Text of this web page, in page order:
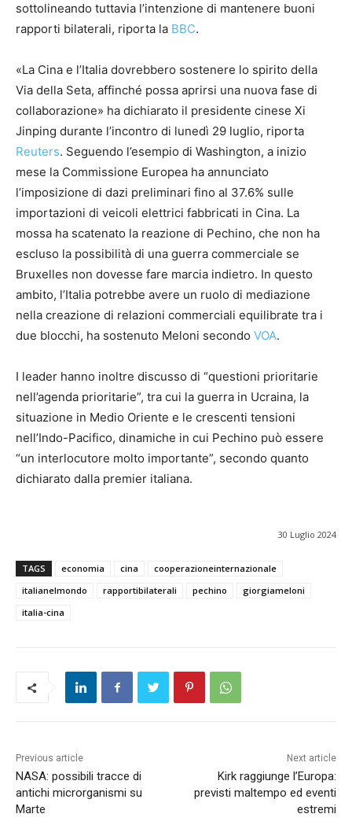
sottolineando tuttavia l’intenzione di mantenere buoni
rapporti bilaterali, riporta la BBC.
«La Cina e l’Italia dovrebbero sostenere lo spirito della
Via della Seta, affinché possa aprirsi una nuova fase di
collaborazione» ha dichiarato il presidente cinese Xi
Jinping durante l’incontro di lunedì 29 luglio, riporta
Reuters. Seguendo l’esempio di Washington, a inizio
mese la Commissione Europea ha annunciato
l’imposizione di dazi preliminari fino al 37.6% sulle
importazioni di veicoli elettrici fabbricati in Cina. La
mossa ha scatenato la reazione di Pechino, che non ha
escluso la possibilità di una guerra commerciale se
Bruxelles non dovesse fare marcia indietro. In questo
ambito, l’Italia potrebbe avere un ruolo di mediazione
nella creazione di relazioni commerciali equilibrate tra i
due blocchi, ha sostenuto Meloni secondo VOA.
I leader hanno inoltre discusso di “questioni prioritarie
nell’agenda prioritarie”, tra cui la guerra in Ucraina, la
situazione in Medio Oriente e le crescenti tensioni
nell’Indo-Pacifico, dinamiche in cui Pechino può essere
“un interlocutore molto importante”, secondo quanto
dichiarato dalla premier italiana.
30 Luglio 2024
TAGS economia cina
cooperazioneinternazionale
italianelmondo
rapportibilaterali pechino
giorgiameloni
italia-cina
Previous article
NASA: possibili tracce di
antichi microrganismi su
Marte
Next article
Kirk raggiunge l’Europa:
previsti maltempo ed eventi
estremi